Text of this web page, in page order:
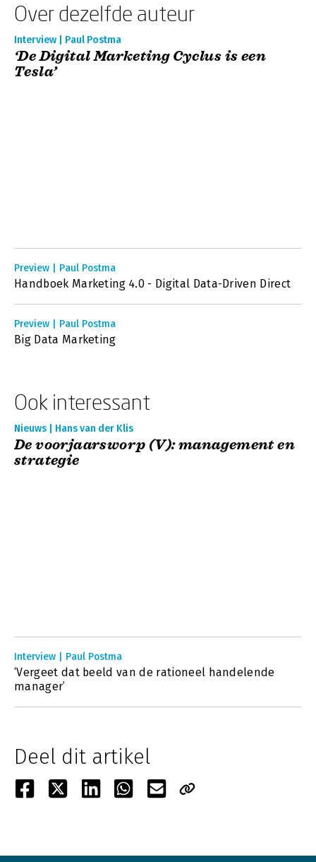
Over dezelfde auteur
Interview | Paul Postma
‘De Digital Marketing Cyclus is een
Tesla’
Preview | Paul Postma
Handboek Marketing 4.0 - Digital Data-Driven Direct
Preview | Paul Postma
Big Data Marketing
Ook interessant
Nieuws | Hans van der Klis
De voorjaarsworp (V): management en
strategie
Interview | Paul Postma
‘Vergeet dat beeld van de rationeel handelende
manager’
Deel dit artikel